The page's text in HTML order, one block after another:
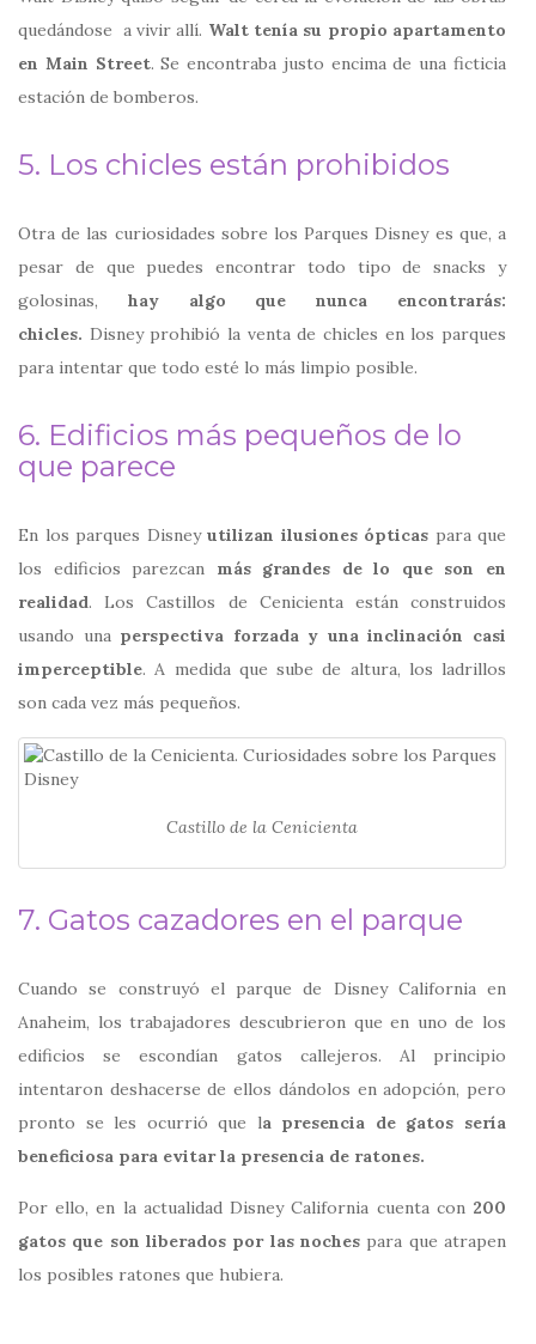
quedándose a vivir allí. Walt tenía su propio apartamento
en Main Street. Se encontraba justo encima de una ficticia
estación de bomberos.
5. Los chicles están prohibidos
Otra de las curiosidades sobre los Parques Disney es que, a
pesar de que puedes encontrar todo tipo de snacks y
golosinas, hay algo que nunca encontrarás:
chicles. Disney prohibió la venta de chicles en los parques
para intentar que todo esté lo más limpio posible.
6. Edificios más pequeños de lo
que parece
En los parques Disney utilizan ilusiones ópticas para que
los edificios parezcan más grandes de lo que son en
realidad. Los Castillos de Cenicienta están construidos
usando unaperspectiva forzada y una inclinación casi
imperceptible. A medida que sube de altura, los ladrillos
son cada vez más pequeños.
Castillo de la Cenicienta
7. Gatos cazadores en el parque
Cuando se construyó el parque de Disney California en
Anaheim, los trabajadores descubrieron que en uno de los
edificios se escondían gatos callejeros. Al principio
intentaron deshacerse de ellos dándolos en adopción, pero
pronto se les ocurrió que la presencia de gatos sería
beneficiosa para evitar la presencia de ratones.
Por ello, en la actualidad Disney California cuenta con 200
gatos que son liberados por las noches para que atrapen
los posibles ratones que hubiera.